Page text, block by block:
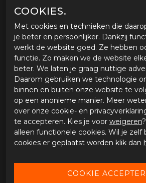
GERELATEERDE
Bull-it Fury skinny
Bull-
COOKIES.
Met cookies en technieken die
je beter en persoonlijker. Dankzij
werkt de website goed. Ze hebben
functie. Zo maken we de website
beter. We laten je graag nuttige
Daarom gebruiken we technologie
binnen en buiten onze website te
op een anonieme manier. Meer
over onze cookie- en
te accepteren. Kies je voor weigeren
alleen functionele cookies. Wil je zelf
cookies er geplaatst worden klik dan